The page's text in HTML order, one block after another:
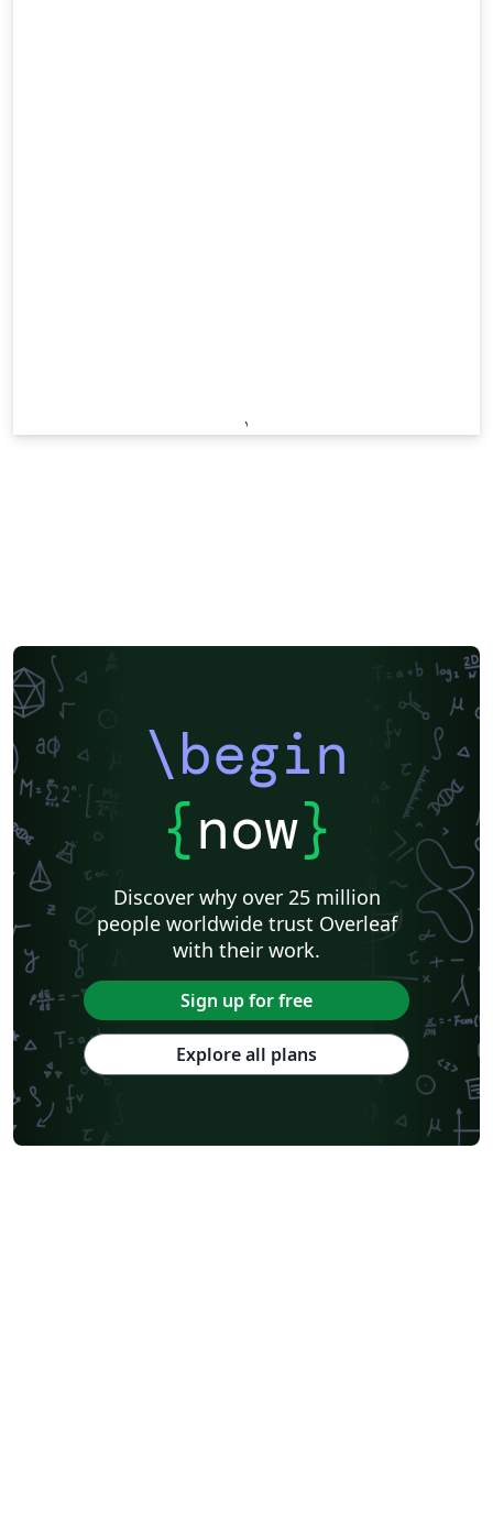
\begin
{now}
Discover why over 25 million
people worldwide trust Overleaf
with their work.
Sign up for free
Explore all plans